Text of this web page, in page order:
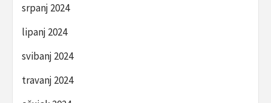
srpanj 2024
lipanj 2024
svibanj 2024
travanj 2024